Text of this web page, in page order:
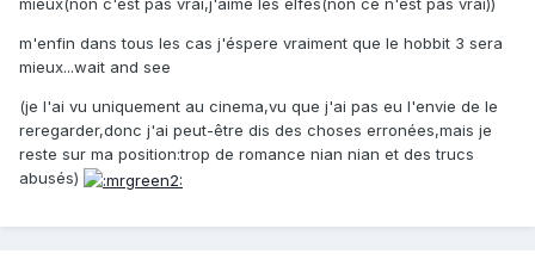
mieux(non c'est pas vrai,j'aime les elfes(non ce n'est pas vrai))
m'enfin dans tous les cas j'éspere vraiment que le hobbit 3 sera
mieux...wait and see
(je l'ai vu uniquement au cinema,vu que j'ai pas eu l'envie de le
reregarder,donc j'ai peut-être dis des choses erronées,mais je
reste sur ma position:trop de romance nian nian et des trucs
abusés)